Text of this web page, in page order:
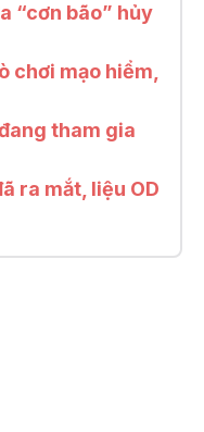
“cơn bão” hủy
chơi mạo hiểm,
tham gia
ra mắt, liệu OD